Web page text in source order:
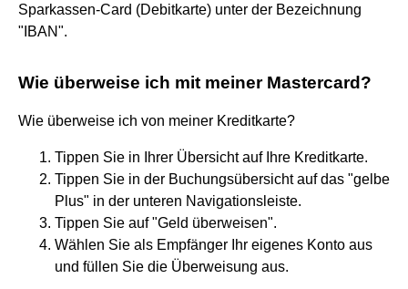
Sparkassen-Card (Debitkarte) unter der Bezeichnung
"IBAN".
Wie überweise ich mit meiner Mastercard?
Wie überweise ich von meiner Kreditkarte?
Tippen Sie in Ihrer Übersicht auf Ihre Kreditkarte.
Tippen Sie in der Buchungsübersicht auf das "gelbe
Plus" in der unteren Navigationsleiste.
Tippen Sie auf "Geld überweisen".
Wählen Sie als Empfänger Ihr eigenes Konto aus
und füllen Sie die Überweisung aus.